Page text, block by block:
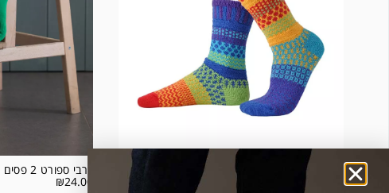
גרבי סולמייט דגם Rainbow גרבי ספורט 2 פסים רקע ירוק
₪24.00